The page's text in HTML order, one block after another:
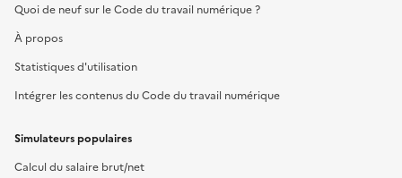
Quoi de neuf sur le Code du travail numérique ?
À propos
Statistiques d'utilisation
Intégrer les contenus du Code du travail numérique
Simulateurs populaires
Calcul du salaire brut/net